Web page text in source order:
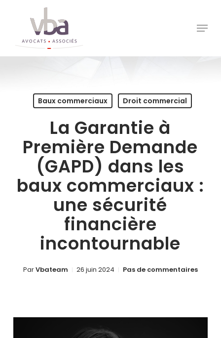
content
Menu
Baux commerciaux Droit commercial
La Garantie à
Première Demande
(GAPD) dans les
baux commerciaux :
une sécurité
financière
incontournable
ParVbateam 26 juin 2024 Pas de commentaires
Close